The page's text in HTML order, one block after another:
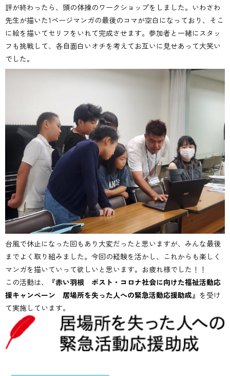
評が終わったら、頭の体操のワークショップをしました。いわさわ
先生が描いた1ページマンガの最後のコマが空白になっており、そこ
に絵を描いてセリフをいれて完成させます。参加者と一緒にスタッ
フも挑戦して、各自面白いオチを考えてお互いに見せあって大笑い
でした。
台風で休止になった回もあり大変だったと思いますが、みんな最後
までよく取り組みました。今回の経験を活かし、これからも楽しく
マンガを描いていって欲しいと思います。お疲れ様でした！！
この活動は、
『赤い羽根 ポスト・コロナ社会に向けた福祉活動応
援キャンペーン 居場所を失った人への緊急活動応援助成』 を受け
て実施しています。